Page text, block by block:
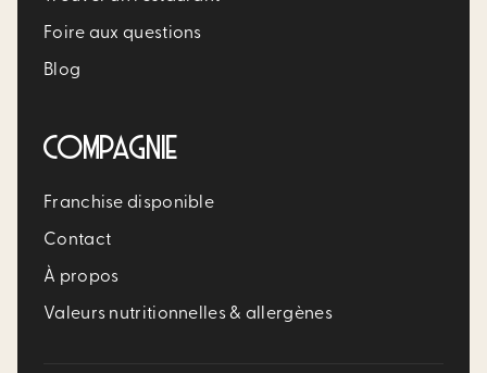
Foire aux questions
Blog
COMPAGNIE
Franchise disponible
Contact
À propos
Valeurs nutritionnelles & allergènes